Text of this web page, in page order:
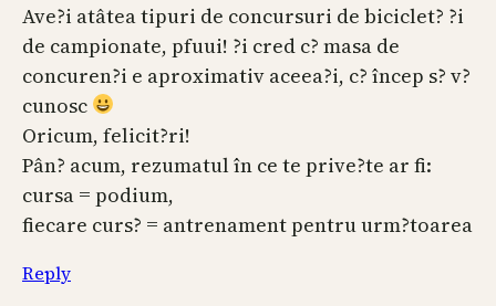
Ave?i atâtea tipuri de concursuri de biciclet? ?i
de campionate, pfuui! ?i cred c? masa de
concuren?i e aproximativ aceea?i, c? încep s? v?
cunosc
Oricum, felicit?ri!
Pân? acum, rezumatul în ce te prive?te ar fi:
cursa = podium,
fiecare curs? = antrenament pentru urm?toarea
Reply